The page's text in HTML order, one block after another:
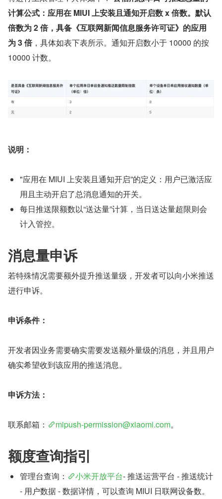
计算公式：应用在 MIUI 上安装且通知开启数 x 倍数。默认
倍数为 2 倍，具备《互联网新闻信息服务许可证》的应用
为 3 倍，具体如表下表所示。通知开启数小于 10000 的按
10000 计数。
说明：
"应用在 MIUI 上安装且通知开启”的定义：用户已激活应
用且主动开启了总消息通知的开关。
每日推送限额数以“送达量”计算，当日送达量超限则会
计入管控。
消息量申诉
若特殊情况需要额外提升推送量级，开发者可以向小米推送
进行申诉。
申诉条件：
开发者因业务需要确实需要发送额外量级的消息，并且用户
确实希望收到该应用的推送消息。
申诉方法：
联系邮箱： mipush-permission@xiaomi.com。
额度查询指引
管理台查询： 小米开放平台- 推送运营平台 - 推送统计
- 用户数据 - 数据详情，可以查询 MIUI 日联网设备数。